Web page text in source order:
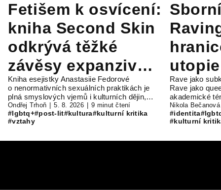
Fetišem k osvícení:
kniha Second Skin
odkrývá těžké
závěsy expanzivní
sexuality
Kniha esejistky Anastasiie Fedorové
o nenormativních sexuálních praktikách je
plná smyslových vjemů i kulturních dějin,…
Ondřej Trhoň 5. 8. 2026 9 minut čtení
#lgbtq+#post-lit#kultura#kulturní kritika
#vztahy
utopie
Rave jako
Rave jako
akademické
Nikola Bečanová
#identita
#kulturní